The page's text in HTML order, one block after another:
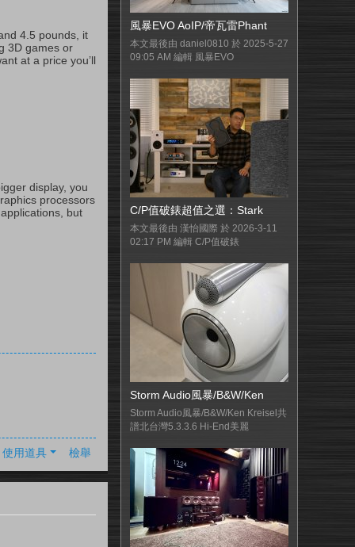
4.5 pounds, it
3D games or
at a price you’ll
display, you
processors
but
使用道具 檢舉
風暴EVO AoIP/帝瓦雷Phant
本文最後由 daniel0810 於 2025-5-27
09:05 AM 編輯 風暴EVO
C/P值破錶超值之選：Stark
本文最後由 漢怡國際 於 2026-3-11
02:17 PM 編輯 C/P值破錶
Storm Audio風暴/B&W/Ken
Storm Audio風暴/B&W/Ken Kreisel共
譜北台灣5.3.3.6 Hi-End美麗